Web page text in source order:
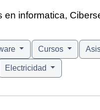
en informatica,
Cursos
Electricidad